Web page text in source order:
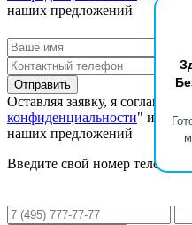
наших предложений
Оставляя заявку, я соглашаюсь
конфиденциальности" и даю
наших предложений
Введите свой номер